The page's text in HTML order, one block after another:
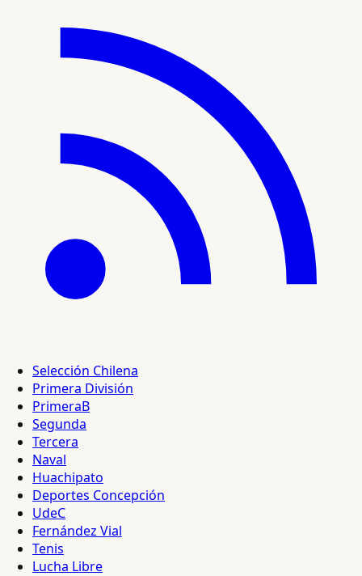
Selección Chilena
Primera División
PrimeraB
Segunda
Tercera
Naval
Huachipato
Deportes Concepción
UdeC
Fernández Vial
Tenis
Lucha Libre